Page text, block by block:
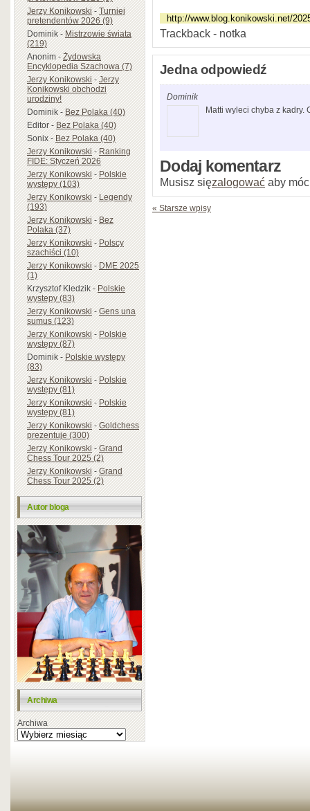
Jerzy Konikowski-Turniej
pretendentów 2026 (9)
Dominik-Mistrzowie świata
(219)
Anonim-Żydowska
Encyklopedia Szachowa (7)
Jerzy Konikowski-Jerzy
Konikowski obchodzi
urodziny!
Dominik-Bez Polaka (40)
Editor-Bez Polaka (40)
Sonix-Bez Polaka (40)
Jerzy Konikowski-Ranking
FIDE: Styczeń 2026
Jerzy Konikowski-Polskie
występy (103)
Jerzy Konikowski-Legendy
(193)
Jerzy Konikowski-Bez
Polaka (37)
Jerzy Konikowski-Polscy
szachiści (10)
Jerzy Konikowski-DME 2025
(1)
Krzysztof Kledzik-Polskie
występy (83)
Jerzy Konikowski-Gens una
sumus (123)
Jerzy Konikowski-Polskie
występy (87)
Dominik-Polskie występy
(83)
Jerzy Konikowski-Polskie
występy (81)
Jerzy Konikowski-Polskie
występy (81)
Jerzy Konikowski-Goldchess
prezentuje (300)
Jerzy Konikowski-Grand
Chess Tour 2025 (2)
Jerzy Konikowski-Grand
Chess Tour 2025 (2)
Autor bloga
Archiwa
Archiwa
Trackback - notka
Jedna odpowiedź
Dominik
Matti wyleci chyba z kadry.
Dodaj komentarz
Musisz sięzalogować aby
« Starsze wpisy